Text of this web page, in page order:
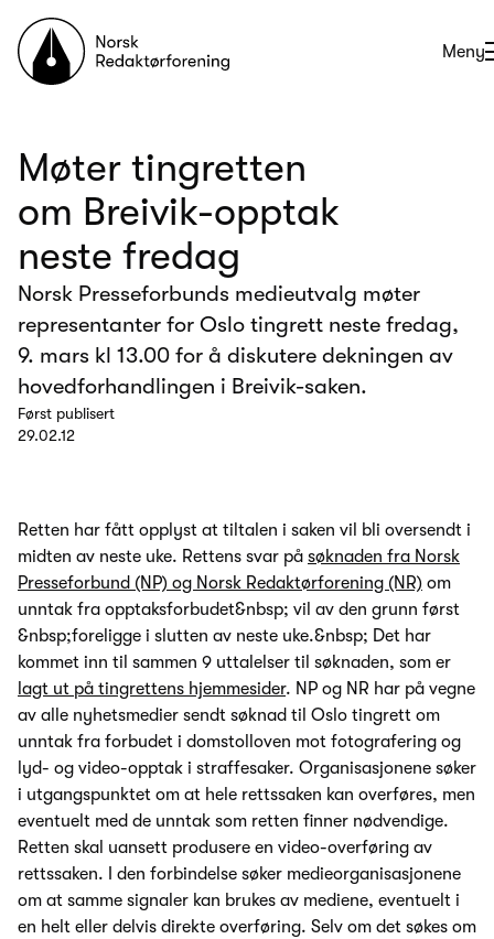
Til forsiden
Åpne
Meny
Møter tingretten
om Breivik-opptak
neste fredag
Norsk Presseforbunds medieutvalg møter
representanter for Oslo tingrett neste fredag,
9. mars kl 13.00 for å diskutere dekningen av
hovedforhandlingen i Breivik-saken.
Først publisert
29.02.12
Retten har fått opplyst at tiltalen i saken vil bli oversendt i
midten av neste uke. Rettens svar på søknaden fra Norsk
Presseforbund (NP) og Norsk Redaktørforening (NR) om
unntak fra opptaksforbudet&nbsp; vil av den grunn først
&nbsp;foreligge i slutten av neste uke.&nbsp; Det har
kommet inn til sammen 9 uttalelser til søknaden, som er
lagt ut på tingrettens hjemmesider. NP og NR har på vegne
av alle nyhetsmedier sendt søknad til Oslo tingrett om
unntak fra forbudet i domstolloven mot fotografering og
lyd- og video-opptak i straffesaker. Organisasjonene søker
i utgangspunktet om at hele rettssaken kan overføres, men
eventuelt med de unntak som retten finner nødvendige.
Retten skal uansett produsere en video-overføring av
rettssaken. I den forbindelse søker medieorganisasjonene
om at samme signaler kan brukes av mediene, eventuelt i
en helt eller delvis direkte overføring. Selv om det søkes om